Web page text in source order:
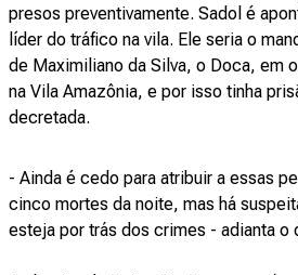
presos preventivamente. Sadol é
líder do tráfico na vila. Ele seria o
de Maximiliano da Silva, o Doca, em
na Vila Amazônia, e por isso tinha
decretada.
- Ainda é cedo para atribuir a essas
cinco mortes da noite, mas há
esteja por trás dos crimes - adianta o